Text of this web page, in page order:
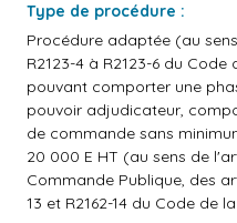
Type de procédure :
Procédure adaptée (au
R2123-4 à R2123-6 du
pouvant comporter une
pouvoir adjudicateur,
de commande sans
20 000 E HT (au sens de
Commande Publique, des
13 et R2162-14 du Code de